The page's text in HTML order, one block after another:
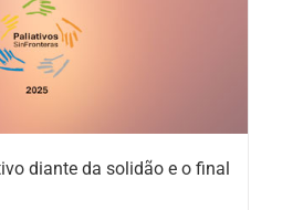
diante da solidão e o final